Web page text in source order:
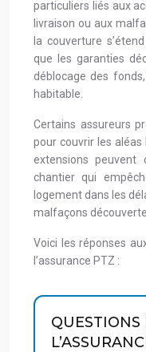
particuliers liés aux
livraison ou aux
la couverture
que les garanties
déblocage des
habitable.
Certains assureurs
pour couvrir les
extensions peuvent
chantier qui
logement dans les
malfaçons
Voici les réponses
l’assurance PTZ :
QUESTIONS